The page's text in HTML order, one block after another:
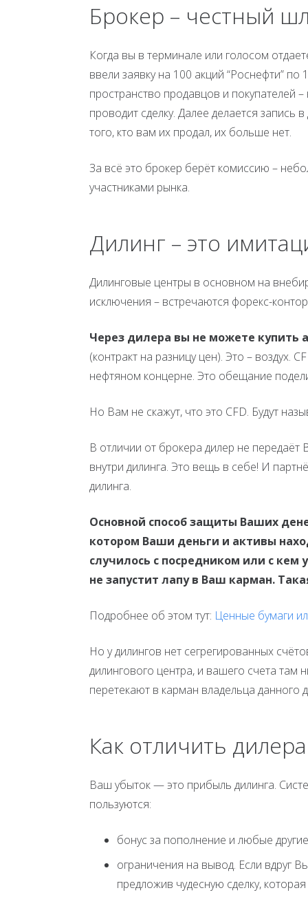
Брокер – честный
Когда вы в терминале или голосом
ввели заявку на 100 акций “Роснефти”
пространство продавцов и покупателей
проводит сделку. Далее делается запись
того, кто вам их продал, их больше нет.
За всё это брокер берёт комиссию –
участниками рынка.
Дилинг – это
Дилинговые центры в основном на
исключения – встречаются форекс-
Через дилера вы не можете купить
(контракт на разницу цен). Это – воздух.
нефтяном концерне. Это обещание
Но Вам не скажут, что это CFD. Будут
В отличии от брокера дилер не
внутри дилинга. Это вещь в себе! И
дилинга.
Основной способ защиты Ваших
котором Ваши деньги и активы
случилось с посредником или с
не запустит лапу в Ваш карман.
Подробнее об этом тут: Ценные бумаги
Но у дилингов нет сегрегированных
дилингового центра, и вашего счета там
перетекают в карман владельца данного
Как отличить
Ваш убыток — это прибыль дилинга.
пользуются:
бонус за пополнение и любые
ограничения на вывод. Если вдруг
предложив чудесную сделку,